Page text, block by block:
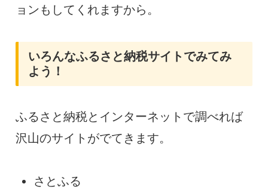
ョンもしてくれますから。
いろんなふるさと納税サイトでみてみ
よう！
ふるさと納税とインターネットで調べれば
沢山のサイトがでてきます。
さとふる